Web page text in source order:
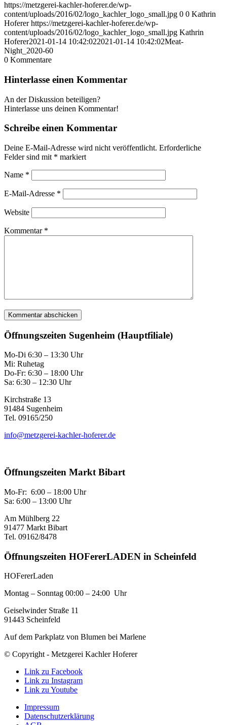
https://metzgerei-kachler-hoferer.de/wp-
content/uploads/2016/02/logo_kachler_logo_small.jpg 0 0 Kathrin
Hoferer https://metzgerei-kachler-hoferer.de/wp-
content/uploads/2016/02/logo_kachler_logo_small.jpg Kathrin
Hoferer2021-01-14 10:42:022021-01-14 10:42:02Meat-
Night_2020-60
0 Kommentare
Hinterlasse einen Kommentar
An der Diskussion beteiligen?
Hinterlasse uns deinen Kommentar!
Schreibe einen Kommentar
Deine E-Mail-Adresse wird nicht veröffentlicht. Erforderliche
Felder sind mit * markiert
Name *
E-Mail-Adresse *
Website
Kommentar *
Öffnungszeiten Sugenheim (Hauptfiliale)
Mo-Di 6:30 – 13:30 Uhr
Mi: Ruhetag
Do-Fr: 6:30 – 18:00 Uhr
Sa: 6:30 – 12:30 Uhr
Kirchstraße 13
91484 Sugenheim
Tel. 09165/250
info@metzgerei-kachler-hoferer.de
Öffnungszeiten Markt Bibart
Mo-Fr: 6:00 – 18:00 Uhr
Sa: 6:00 – 13:00 Uhr
Am Mühlberg 22
91477 Markt Bibart
Tel. 09162/8478
Öffnungszeiten HOFererLADEN in Scheinfeld
HOFererLaden
Montag – Sonntag 00:00 – 24:00 Uhr
Geiselwinder Straße 11
91443 Scheinfeld
Auf dem Parkplatz von Blumen bei Marlene
© Copyright - Metzgerei Kachler Hoferer
Link zu Facebook
Link zu Instagram
Link zu Youtube
Impressum
Datenschutzerklärung